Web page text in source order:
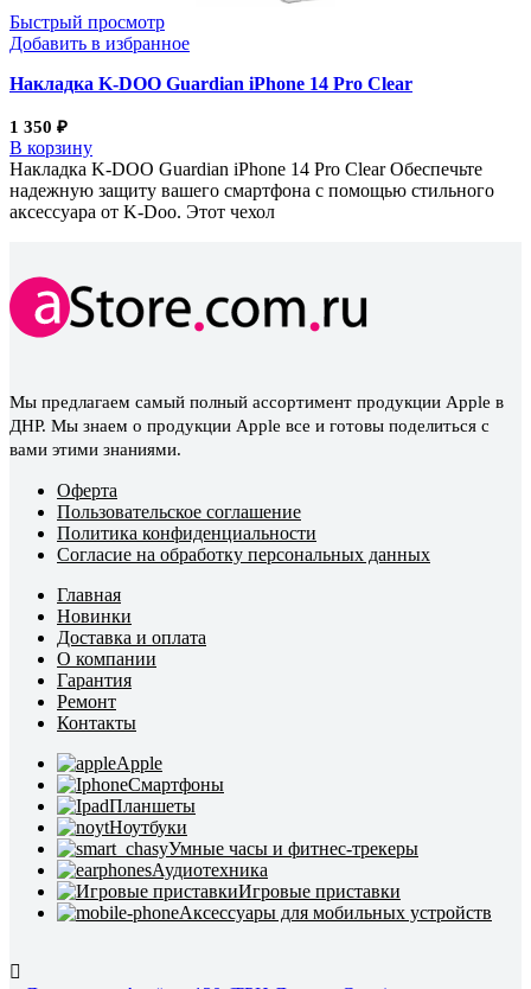
Быстрый просмотр
Добавить в избранное
Накладка K-DOO Guardian iPhone 14 Pro Clear
1 350 ₽
В корзину
Накладка K-DOO Guardian iPhone 14 Pro Clear Обеспечьте
надежную защиту вашего смартфона с помощью стильного
аксессуара от K-Doo. Этот чехол
Мы предлагаем самый полный ассортимент продукции Apple в
ДНР. Мы знаем о продукции Apple все и готовы поделиться с
вами этими знаниями.
Оферта
Пользовательское соглашение
Политика конфиденциальности
Согласие на обработку персональных данных
Главная
Новинки
Доставка и оплата
О компании
Гарантия
Ремонт
Контакты
Apple
Смартфоны
Планшеты
Ноутбуки
Умные часы и фитнес-трекеры
Аудиотехника
Игровые приставки
Аксессуары для мобильных устройств